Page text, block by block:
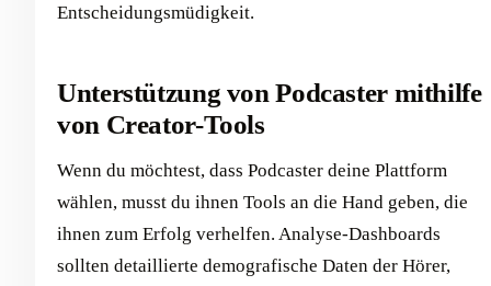
Entscheidungsmüdigkeit.
Unterstützung von Podcaster mithilfe
von Creator-Tools
Wenn du möchtest, dass Podcaster deine Plattform
wählen, musst du ihnen Tools an die Hand geben, die
ihnen zum Erfolg verhelfen. Analyse-Dashboards
sollten detaillierte demografische Daten der Hörer,